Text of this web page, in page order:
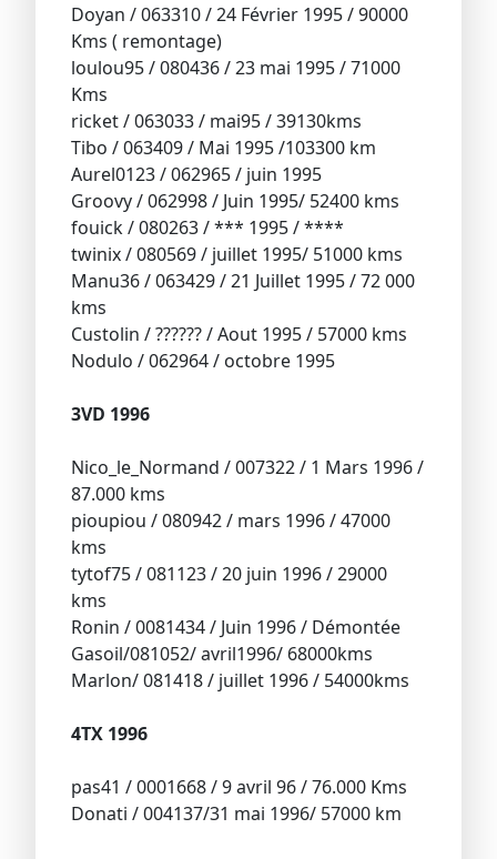
Doyan / 063310 / 24 Février 1995 / 90000
Kms ( remontage)
loulou95 / 080436 / 23 mai 1995 / 71000
Kms
ricket / 063033 / mai95 / 39130kms
Tibo / 063409 / Mai 1995 /103300 km
Aurel0123 / 062965 / juin 1995
Groovy / 062998 / Juin 1995/ 52400 kms
fouick / 080263 / *** 1995 / ****
twinix / 080569 / juillet 1995/ 51000 kms
Manu36 / 063429 / 21 Juillet 1995 / 72 000
kms
Custolin / ?????? / Aout 1995 / 57000 kms
Nodulo / 062964 / octobre 1995
3VD 1996
Nico_le_Normand / 007322 / 1 Mars 1996 /
87.000 kms
pioupiou / 080942 / mars 1996 / 47000
kms
tytof75 / 081123 / 20 juin 1996 / 29000
kms
Ronin / 0081434 / Juin 1996 / Démontée
Gasoil/081052/ avril1996/ 68000kms
Marlon/ 081418 / juillet 1996 / 54000kms
4TX 1996
pas41 / 0001668 / 9 avril 96 / 76.000 Kms
Donati / 004137/31 mai 1996/ 57000 km